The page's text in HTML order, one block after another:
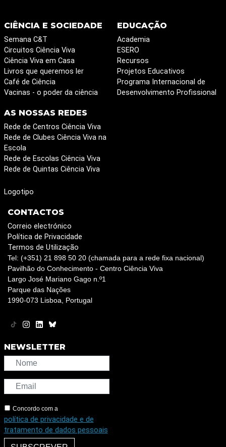
CIÊNCIA E SOCIEDADE
Semana C&T
Circuitos Ciência Viva
Ciência Viva em Casa
Livros que queremos ler
Café de Ciência
Vacinas - o poder da ciência
EDUCAÇÃO
Academia
ESERO
Recursos
Projetos Educativos
Programa Internacional de
Desenvolvimento Profissional
AS NOSSAS REDES
Rede de Centros Ciência Viva
Rede de Clubes Ciência Viva na
Escola
Rede de Escolas Ciência Viva
Rede de Quintas Ciência Viva
Logotipo
CONTACTOS
Correio electrónico
Política de Privacidade
Termos de Utilização
Tel: (+351) 21 898 50 20 (chamada para a rede fixa nacional)
Pavilhão do Conhecimento - Centro Ciência Viva
Largo José Mariano Gago n.º1
Parque das Nações
1990-073 Lisboa, Portugal
NEWSLETTER
Concordo com a
política de privacidade e de
tratamento de dados pessoais